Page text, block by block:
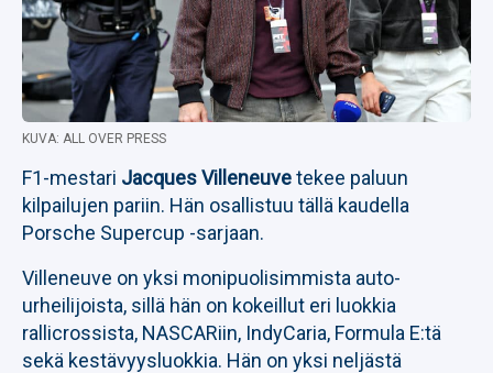
KUVA: ALL OVER PRESS
F1-mestari Jacques Villeneuvetekee paluun
kilpailujen pariin. Hän osallistuu tällä kaudella
Porsche Supercup -sarjaan.
Villeneuve on yksi monipuolisimmista auto-
urheilijoista, sillä hän on kokeillut eri luokkia
rallicrossista, NASCARiin, IndyCaria, Formula E:tä
sekä kestävyysluokkia. Hän on yksi neljästä